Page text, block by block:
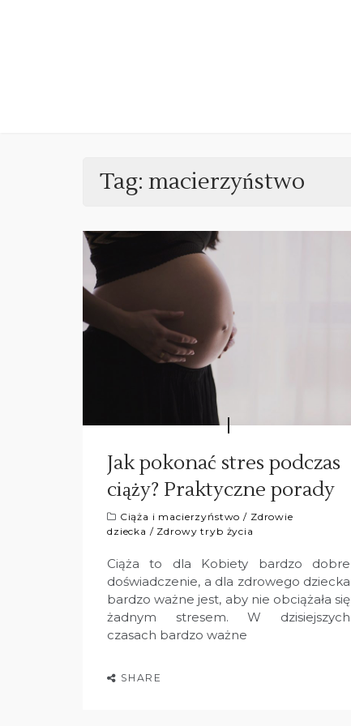
Tag: macierzyństwo
Jak pokonać stres podczas
ciąży? Praktyczne porady
Ciąża i macierzyństwo / Zdrowie
dziecka / Zdrowy tryb życia
Ciąża to dla Kobiety bardzo dobre
doświadczenie, a dla zdrowego dziecka
bardzo ważne jest, aby nie obciążała się
żadnym stresem. W dzisiejszych
czasach bardzo ważne
SHARE